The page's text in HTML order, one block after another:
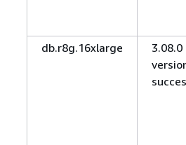
db.r8g.16xlarge
3.08.0